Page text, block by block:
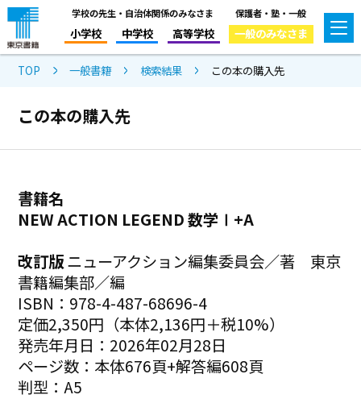
学校の先生・自治体関係のみなさま
小学校 中学校 高等学校
保護者・塾・一般
一般のみなさま
TOP 一般書籍 検索結果 この本の購入先
この本の購入先
書籍名
NEW ACTION LEGEND 数学Ⅰ+A
改訂版ニューアクション編集委員会／著 東京
書籍編集部／編
ISBN：978-4-487-68696-4
定価2,350円（本体2,136円＋税10%）
発売年月日：2026年02月28日
ページ数：本体676頁+解答編608頁
判型：A5